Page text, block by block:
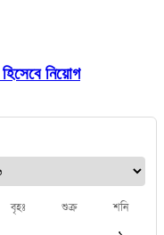
নিয়োগ
বৃহঃ শুক্র শনি